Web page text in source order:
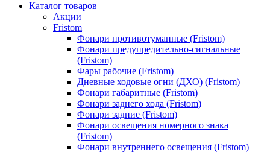
Каталог товаров
Акции
Fristom
Фонари противотуманные (Fristom)
Фонари предупредительно-сигнальные
(Fristom)
Фары рабочие (Fristom)
Дневные ходовые огни (ДХО) (Fristom)
Фонари габаритные (Fristom)
Фонари заднего хода (Fristom)
Фонари задние (Fristom)
Фонари освещения номерного знака
(Fristom)
Фонари внутреннего освещения (Fristom)